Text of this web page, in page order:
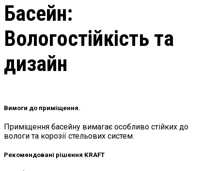
Басейн:
Вологостійкість та
дизайн
Вимоги до приміщення.
Приміщення басейну вимагає особливо стійких до
вологи та корозії стельових систем.
Рекомендовані рішення KRAFT